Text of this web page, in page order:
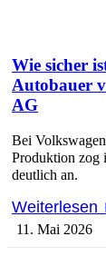
Wie sicher
Autobauer
AG
Bei
Produktion zog
deutlich an.
Weiterlesen
11. Mai 2026